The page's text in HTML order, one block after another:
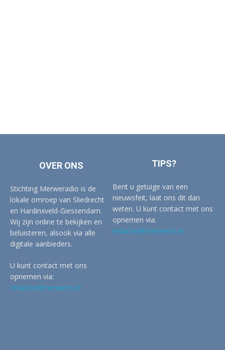
OVER ONS
Stichting Merweradio is de
lokale omroep van Sliedrecht
en Hardinxveld-Giessendam.
Wij zijn online te bekijken en
beluisteren, alsook via alle
digitale aanbieders.
U kunt contact met ons
opnemen via:
redactie@merwertv.nl
TIPS?
Bent u getuige van een
nieuwsfeit, laat ons dit dan
weten. U kunt contact met ons
opnemen via:
redactie@merwertv.nl